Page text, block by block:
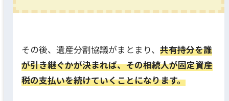
その後、遺産分割協議がまとまり、 共有持分を誰
が引き継ぐかが決まれば、その相続人が固定資産
税の支払いを続けていくことになります。